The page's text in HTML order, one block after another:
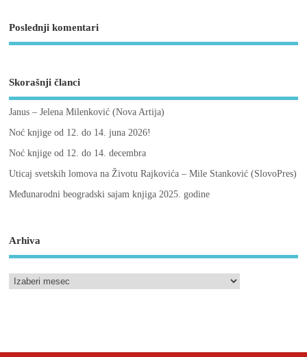
Poslednji komentari
Skorašnji članci
Janus – Jelena Milenković (Nova Artija)
Noć knjige od 12. do 14. juna 2026!
Noć knjige od 12. do 14. decembra
Uticaj svetskih lomova na Životu Rajkovića – Mile Stanković (SlovoPres)
Međunarodni beogradski sajam knjiga 2025. godine
Arhiva